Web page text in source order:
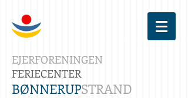
EJERFORENINGEN
FERIECENTER
BØNNERUPSTRAND